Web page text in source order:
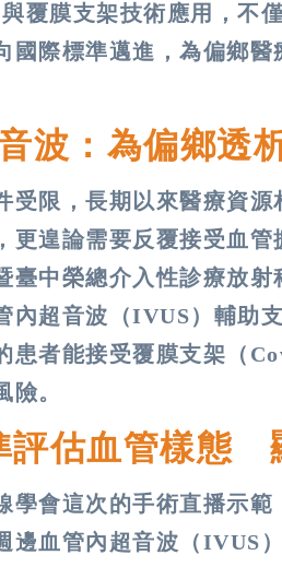
覆膜支架技術應用，不
國際標準邁進，為偏鄉
波：為偏鄉透
受限，長期以來醫療資
更遑論需要反覆接受血
臺中榮總介入性診療放
內超音波（IVUS）輔助
患者能接受覆膜支架（
險。
評估血管樣態
學會這次的手術直播示
邊血管內超音波（IVUS